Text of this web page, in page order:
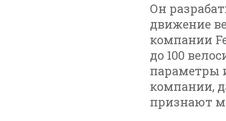
Он
движение
компании
до 100
параметры
компании,
признают